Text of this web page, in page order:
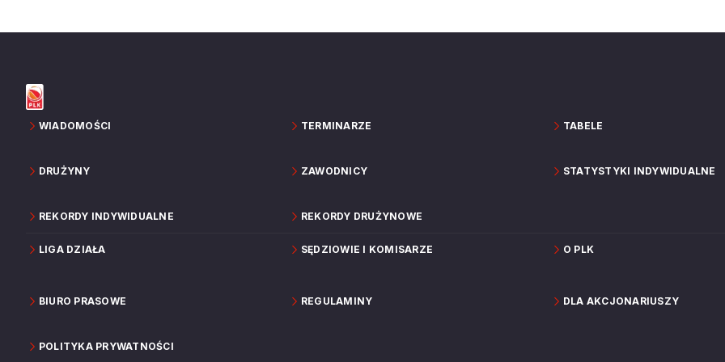
WIADOMOŚCI TERMINARZE TABELE
DRUŻYNY ZAWODNICY STATYSTYKI INDYWIDUALNE
REKORDY INDYWIDUALNE REKORDY DRUŻYNOWE
LIGA DZIAŁA SĘDZIOWIE I KOMISARZE O PLK
BIURO PRASOWE REGULAMINY DLA AKCJONARIUSZY
POLITYKA PRYWATNOŚCI